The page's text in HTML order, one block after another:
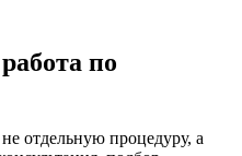
по
отдельную процедуру, а